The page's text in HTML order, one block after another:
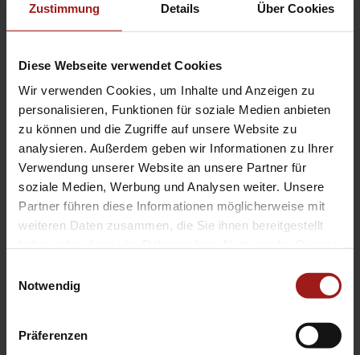
Zustimmung Details Über Cookies
Diese Webseite verwendet Cookies
Wir verwenden Cookies, um Inhalte und Anzeigen zu
personalisieren, Funktionen für soziale Medien anbieten
zu können und die Zugriffe auf unsere Website zu
analysieren. Außerdem geben wir Informationen zu Ihrer
Verwendung unserer Website an unsere Partner für
soziale Medien, Werbung und Analysen weiter. Unsere
Partner führen diese Informationen möglicherweise mit
weiteren Daten zusammen, die Sie ihnen bereitgestellt
Notwendig
Präferenzen
Probefahrt
Service-Termin
EA Standorte
Ebbinghaus am Flughafen – Dortmund Sölde
Ebbinghaus am Tierpark – Dortmund Kirchhörde
Ebbinghaus Autozentrum – Dortmund Dorstfeld
Ebbinghaus Ford Store – Bochum
Ebbinghaus in Hamm
Ebbinghaus in Kamen
Ebbinghaus in Unna